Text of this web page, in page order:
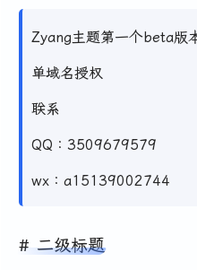
Zyang主题第一个beta版
单域名授权
联系
QQ：3509679579
wx：a15139002744
二级标题